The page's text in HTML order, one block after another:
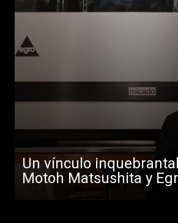
Un vínculo
Motoh Matsushita y